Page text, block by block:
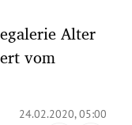
Alter
vom
24.02.2020, 05:00